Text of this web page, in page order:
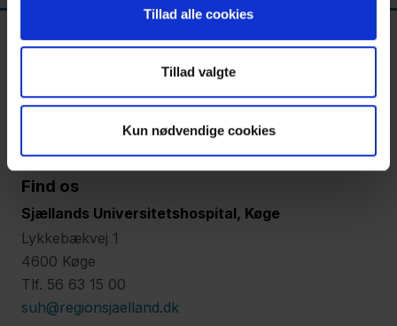
Tillad alle cookies
Tillad valgte
Kun nødvendige cookies
Find os
Sjællands Universitetshospital, Køge
Lykkebækvej 1
4600 Køge
Tlf. 56 63 15 00
suh@regionsjaelland.dk